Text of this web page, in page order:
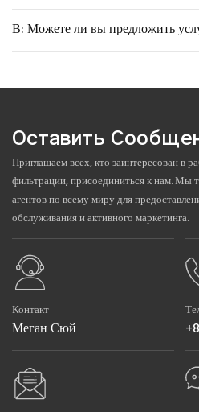
В: Можете ли вы предложить
Оставить
Приглашаем всех, кто заинтересован в
фильтрации, присоединиться к нам. Мы
агентов по всему миру для
обслуживания и активного маркетинга.
Контакт
Меган Сюй